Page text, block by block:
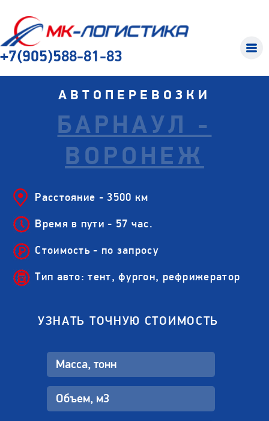
+7(905)588-81-83
АВТОПЕРЕВОЗКИ
БАРНАУЛ -
ВОРОНЕЖ
Расстояние - 3500 км
Время в пути - 57 час.
Стоимость - по запросу
Тип авто: тент, фургон, рефрижератор
УЗНАТЬ ТОЧНУЮ СТОИМОСТЬ